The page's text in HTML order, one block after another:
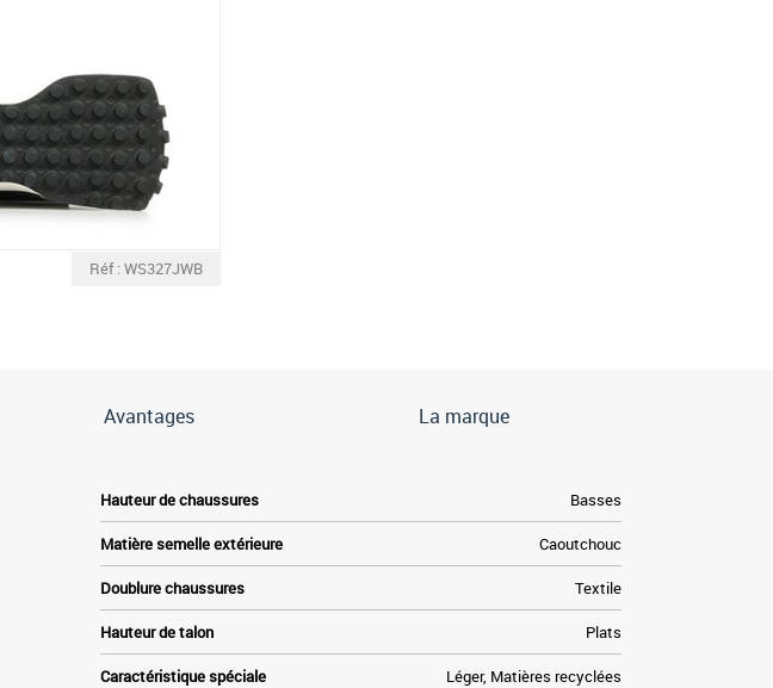
Réf : WS327JWB
Avantages La marque
Hauteur de chaussures Basses
Matière semelle extérieure Caoutchouc
Doublure chaussures Textile
Hauteur de talon Plats
Caractéristique spéciale Léger, Matières recyclées